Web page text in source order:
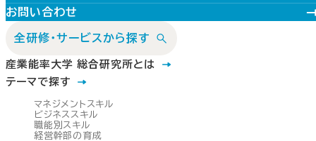
お問い合わせ
全研修・サービスから探す
産業能率大学 総合研究所とは
テーマで探す
マネジメントスキル
ビジネススキル
職能別スキル
経営幹部の育成